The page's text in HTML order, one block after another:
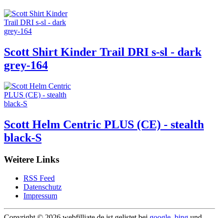
Scott Shirt Kinder Trail DRI s-sl - dark
grey-164
Scott Helm Centric PLUS (CE) - stealth
black-S
Weitere Links
RSS Feed
Datenschutz
Impressum